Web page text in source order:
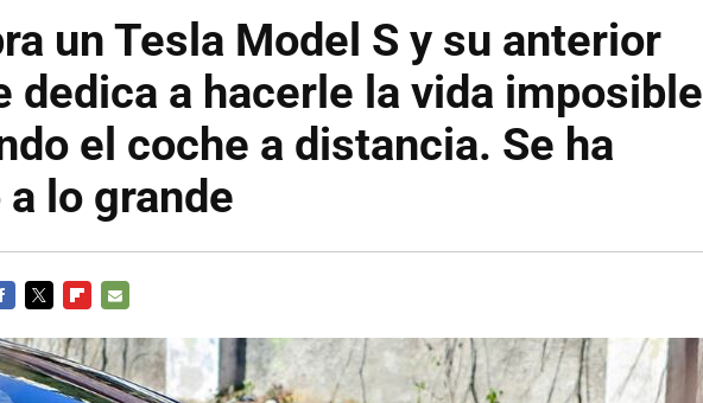
un Tesla Model S y su anterior
dedica a hacerle la vida imposible
el coche a distancia. Se ha
lo grande
MAIL